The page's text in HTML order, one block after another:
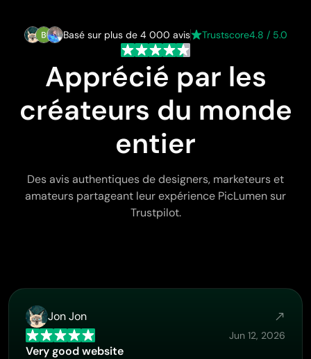
Basé sur plus de 4 000 avis Trustscore4.8 / 5.0
Apprécié par les
créateurs du monde
entier
Des avis authentiques de designers, marketeurs et
amateurs partageant leur expérience PicLumen sur
Trustpilot.
Jon Jon
Jun 12, 2026
Very good website